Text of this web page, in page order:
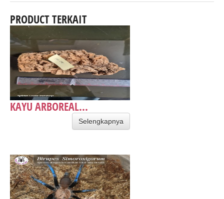
PRODUCT TERKAIT
KAYU ARBOREAL...
Selengkapnya